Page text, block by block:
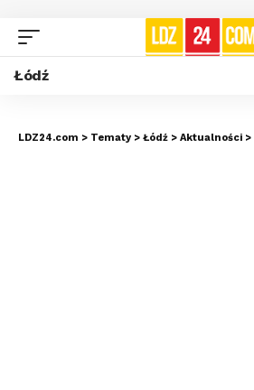
Łódź
LDZ24.com > Tematy > Łódź > Aktualności >